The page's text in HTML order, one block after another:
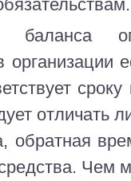
баланса
отличать
обратная
Чем